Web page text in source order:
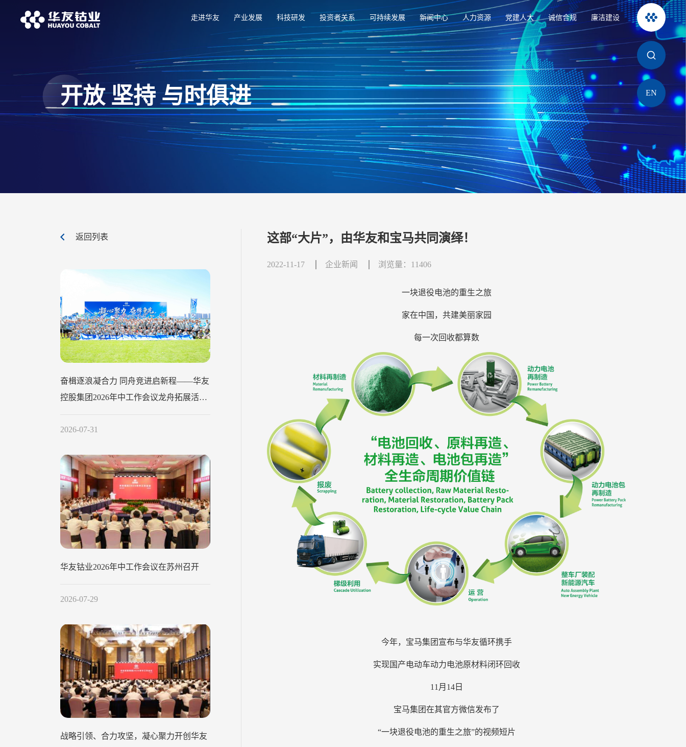
走进华友 产业发展 科技研发 投资者关系 可持续发展 新闻中心 人力资源 党建人大 诚信合规 廉洁建设
EN
开放 坚持 与时俱进
返回列表
奋楫逐浪凝合力 同舟竞进启新程——华友
控股集团2026年中工作会议龙舟拓展活动
2026-07-31
华友钴业2026年中工作会议在苏州召开
2026-07-29
战略引领、合力攻坚，凝心聚力开创华友
这部“大片”，由华友和宝马共同演绎！
2022-11-17 企业新闻 浏览量：11406
一块退役电池的重生之旅
家在中国，共建美丽家园
每一次回收都算数
今年，宝马集团宣布与华友循环携手
实现国产电动车动力电池原材料闭环回收
11月14日
宝马集团在其官方微信发布了
“一块退役电池的重生之旅”的视频短片